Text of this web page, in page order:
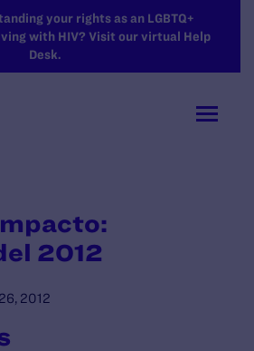
your rights as an LGBTQ+
with HIV? Visit our virtual Help
Desk.
2012
2012